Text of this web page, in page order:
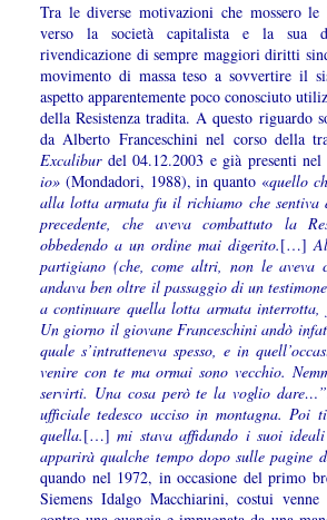
Tra le diverse motivazioni che mossero le
verso la società capitalista e la sua
rivendicazione di sempre maggiori diritti
movimento di massa teso a sovvertire il
aspetto apparentemente poco conosciuto
della Resistenza tradita. A questo riguardo
da Alberto Franceschini nel corso della
Excalibur del 04.12.2003 e già presenti
io» (Mondadori, 1988), in quanto «quello
alla lotta armata fu il richiamo che sentiva
precedente, che aveva combattuto la
obbedendo a un ordine mai digerito.[…]
partigiano (che, come altri, non le aveva
andava ben oltre il passaggio di un
a continuare quella lotta armata interrotta,
Un giorno il giovane Franceschini andò
quale s’intratteneva spesso, e in
venire con te ma ormai sono vecchio.
servirti. Una cosa però te la voglio
ufficiale tedesco ucciso in montagna.
quella.[…]mi stava affidando i suoi ideali
apparirà qualche tempo dopo sulle
quando nel 1972, in occasione del primo
Siemens Idalgo Macchiarini, costui